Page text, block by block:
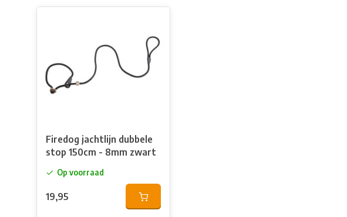
Firedog jachtlijn dubbele
stop 150cm - 8mm zwart
Op voorraad
19,95